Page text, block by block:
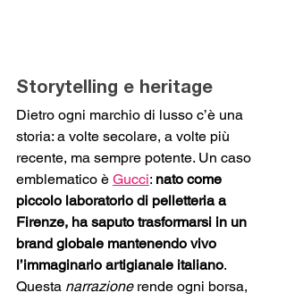
Storytelling e heritage
Dietro ogni marchio di lusso c’è una
storia: a volte secolare, a volte più
recente, ma sempre potente. Un caso
emblematico è Gucci: nato come
piccolo laboratorio di pelletteria a
Firenze, ha saputo trasformarsi in un
brand globale mantenendo vivo
l’immaginario artigianale italiano.
Questa narrazione rende ogni borsa,